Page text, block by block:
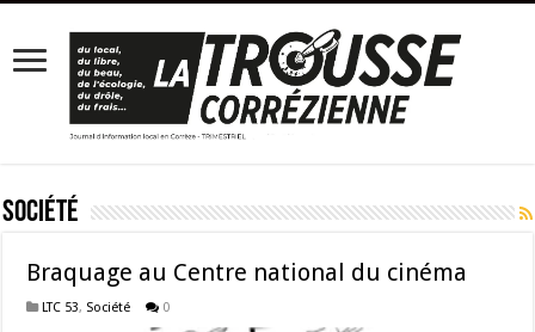
Société
Braquage au Centre national du cinéma
LTC 53, Société 0